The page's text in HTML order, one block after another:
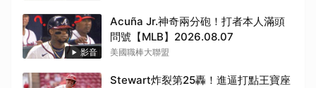
影音
Acuña Jr.神奇兩分砲！打者本人滿頭
問號【MLB】2026.08.07
美國職棒大聯盟
Stewart炸裂第25轟！進逼打點王寶座